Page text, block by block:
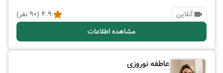
آنلاین 4.9
(
90نفر)
مشاهده اطلاعات
عاطفه نوروزی